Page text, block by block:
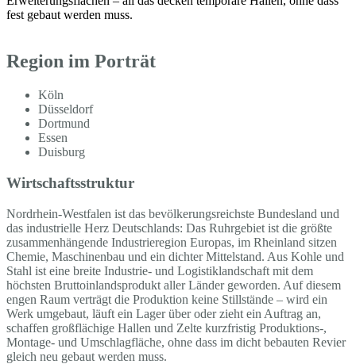
fest gebaut werden muss.
Region im Porträt
Köln
Düsseldorf
Dortmund
Essen
Duisburg
Wirtschaftsstruktur
Nordrhein-Westfalen ist das bevölkerungsreichste Bundesland und
das industrielle Herz Deutschlands: Das Ruhrgebiet ist die größte
zusammenhängende Industrieregion Europas, im Rheinland sitzen
Chemie, Maschinenbau und ein dichter Mittelstand. Aus Kohle und
Stahl ist eine breite Industrie- und Logistiklandschaft mit dem
höchsten Bruttoinlandsprodukt aller Länder geworden. Auf diesem
engen Raum verträgt die Produktion keine Stillstände – wird ein
Werk umgebaut, läuft ein Lager über oder zieht ein Auftrag an,
schaffen großflächige Hallen und Zelte kurzfristig Produktions-,
Montage- und Umschlagfläche, ohne dass im dicht bebauten Revier
gleich neu gebaut werden muss.